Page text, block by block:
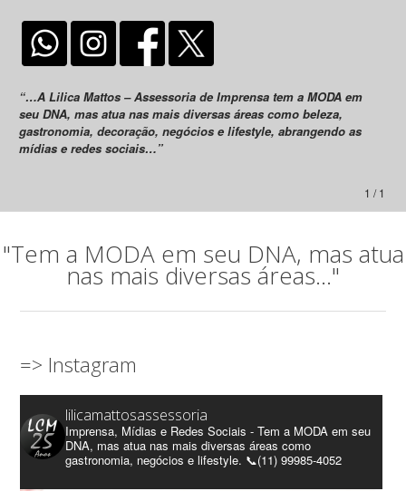
“…A Lilica Mattos – Assessoria de Imprensa tem a MODA em
seu DNA, mas atua nas mais diversas áreas como beleza,
gastronomia, decoração, negócios e lifestyle, abrangendo as
mídias e redes sociais…”
1 / 1
"Tem a MODA em seu DNA, mas atua
nas mais diversas áreas..."
=> Instagram
lilicamattosassessoria
Imprensa, Mídias e Redes Sociais - Tem a MODA em seu
DNA, mas atua nas mais diversas áreas como
gastronomia, negócios e lifestyle. 📞(11) 99985-4052